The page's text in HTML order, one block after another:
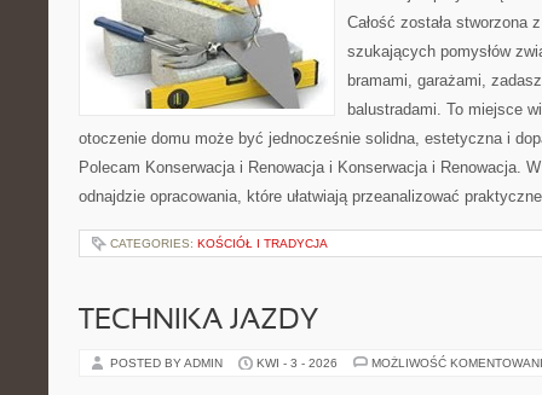
Całość została stworzona
szukających pomysłów
bramami, garażami,
balustradami. To miejsce
otoczenie domu może być jednocześnie solidna, estetyczna i
Polecam Konserwacja i Renowacja i Konserwacja i Renowacja.
odnajdzie opracowania, które ułatwiają przeanalizować
CATEGORIES: KOŚCIÓŁ I TRADYCJA
TECHNIKA JAZDY
POSTED BY ADMIN KWI - 3 - 2026 MOŻLIWOŚĆ